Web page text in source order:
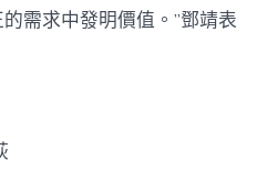
需求中發明價值。”鄧靖表